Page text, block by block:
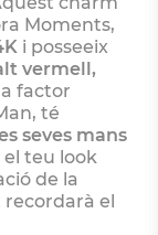
Moments,
i posseeix
vermell,
factor
té
seves mans
el teu look
de la
el